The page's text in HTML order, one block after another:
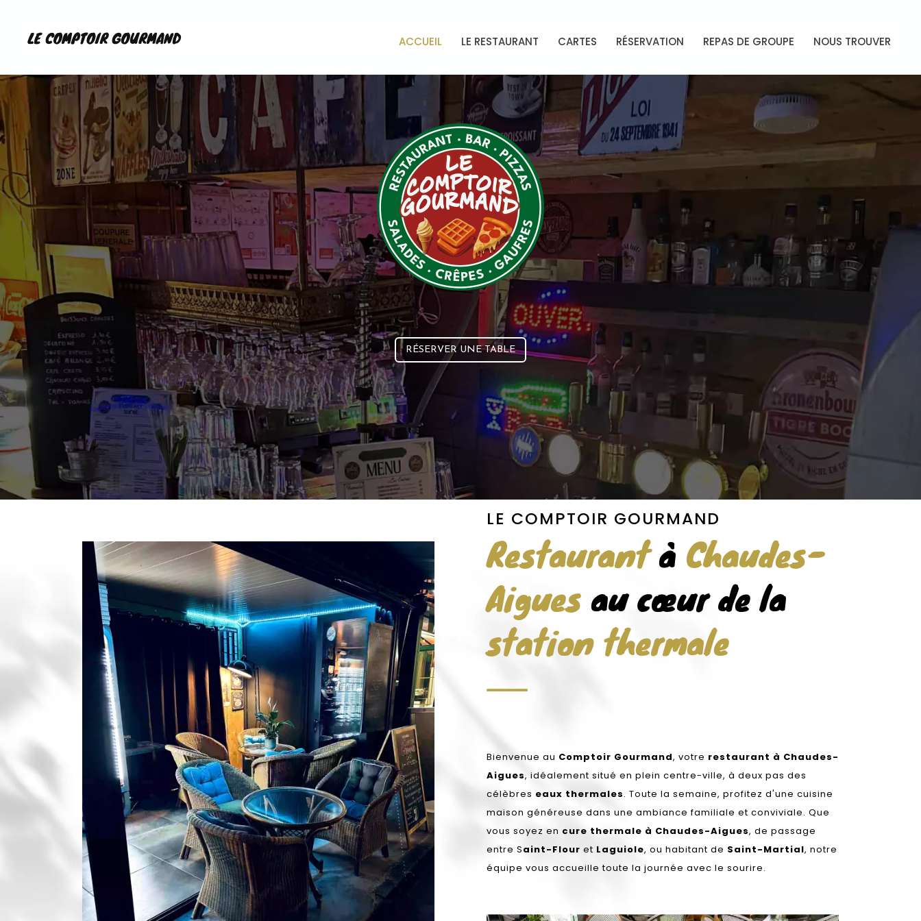
ACCUEIL LE RESTAURANT CARTES RÉSERVATION REPAS DE GROUPE NOUS TROUVER
RÉSERVER UNE TABLE
LE COMPTOIR GOURMAND
Restaurantà Chaudes-
Aiguesau cœur de la
station thermale
Bienvenue au Comptoir Gourmand, votre restaurant à Chaudes-
Aigues, idéalement situé en plein centre-ville, à deux pas des
célèbres eaux thermales. Toute la semaine, profitez d'une cuisine
maison généreuse dans une ambiance familiale et conviviale. Que
vous soyez en cure thermale à Chaudes-Aigues, de passage
entre Saint-Flour et Laguiole, ou habitant de Saint-Martial, notre
équipe vous accueille toute la journée avec le sourire.